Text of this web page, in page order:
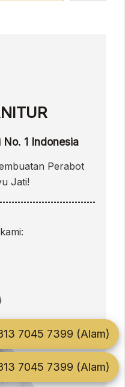
1 Indonesia
Perabot
Jati!
7045 7399 (Alam)
7045 7399 (Alam)